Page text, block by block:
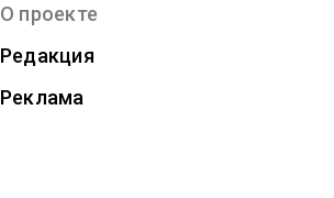
О проекте
Редакция
Реклама